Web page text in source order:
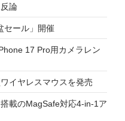
論
セール」開催
17 Pro用カメラレン
イヤレスマウスを発売
載のMagSafe対応4-in-1ア